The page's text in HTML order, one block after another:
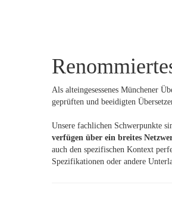
Als alteingesessenes Münchener
geprüften und beeidigten
Unsere fachlichen Schwerpunkte
verfügen über ein breites
auch den spezifischen Kontext
Spezifikationen oder andere